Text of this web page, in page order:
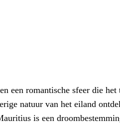
een romantische sfeer die
natuur van het eiland
is een